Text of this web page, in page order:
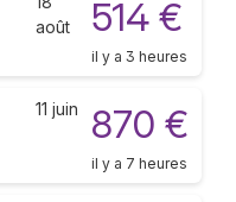
août
514 €
il y a 3 heures
11 juin 870 €
il y a 7 heures